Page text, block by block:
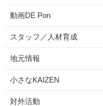
動画DE Pon
スタッフ／人材育成
地元情報
小さなKAIZEN
対外活動